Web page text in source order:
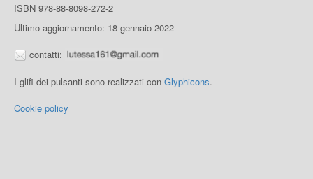
ISBN 978-88-8098-272-2
Ultimo aggiornamento: 18 gennaio 2022
contatti:
I glifi dei pulsanti sono realizzati con Glyphicons.
Cookie policy